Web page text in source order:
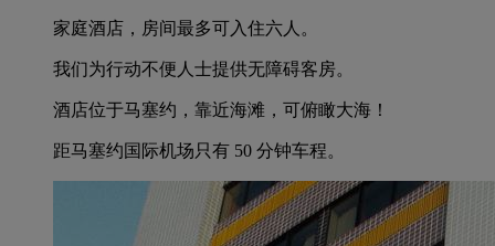
家庭酒店，房间最多可入住六人。
我们为行动不便人士提供无障碍客房。
酒店位于马塞约，靠近海滩，可俯瞰大海！
距马塞约国际机场只有 50 分钟车程。